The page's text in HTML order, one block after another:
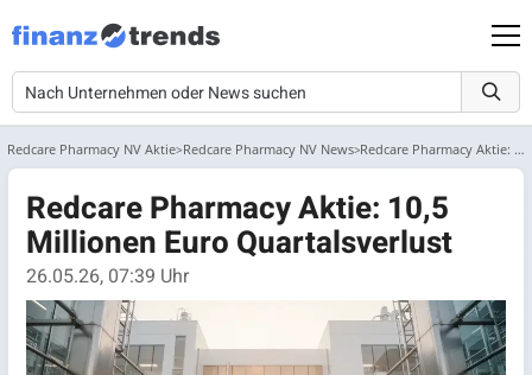
Redcare Pharmacy NV Aktie Redcare Pharmacy NV News Redcare Pharmacy Aktie: 10,5 Millionen Euro Quartalsverlust
Redcare Pharmacy Aktie: 10,5
Millionen Euro Quartalsverlust
26.05.26, 07:39 Uhr